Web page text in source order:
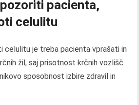
pacienta,
celulitu
celulitu je treba pacienta vprašati in
žil, saj prisotnost krčnih vozlišč
sposobnost izbire zdravil in